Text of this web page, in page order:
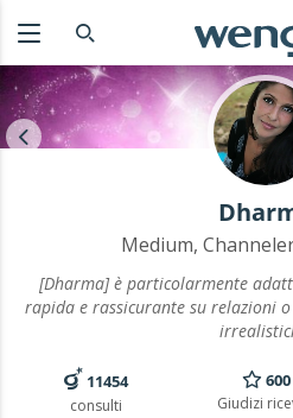
Medium,
[Dharma] è particolarmente
rapida e rassicurante su relazioni
11454
consulti
600
Giudizi